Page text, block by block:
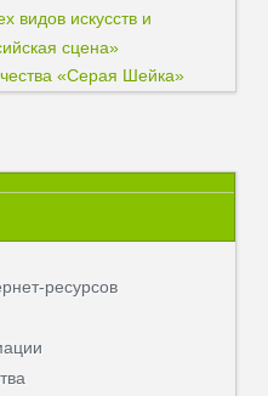
видов искусств и
сцена»
«Серая Шейка»
ресурсов